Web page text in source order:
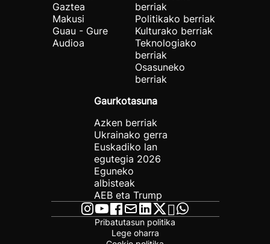
Gaztea
Makusi
Guau - Gure
Audioa
berriak
Politikako berriak
Kulturako berriak
Teknologiako
berriak
Osasuneko
berriak
Gaurkotasuna
Azken berriak
Ukrainako gerra
Euskadiko lan
egutegia 2026
Eguneko
albisteak
AEB eta Trump
Pribatutasun politika
Lege oharra